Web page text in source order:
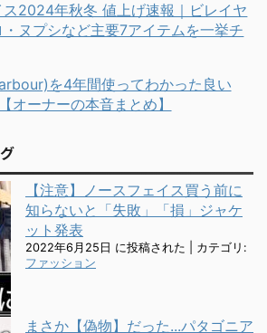
ス2024年秋冬 値上げ速報｜ビレイヤ
ヌプシなど主要7アイテムを一挙チ
を4年間使ってわかった良い
オーナーの本音まとめ】
【注意】ノースフェイス買う前に
知らないと「失敗」「損」ジャケ
ット発表
2022年6月25日 に投稿された
カテゴリ:
ファッション
まさか【偽物】だった...パタゴニア